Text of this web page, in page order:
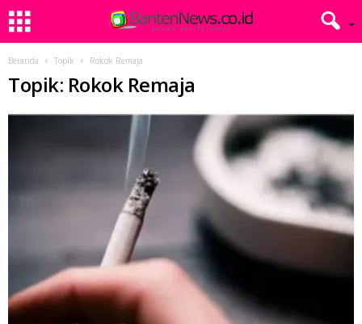
Beranda Topik Rokok Remaja
Topik: Rokok Remaja